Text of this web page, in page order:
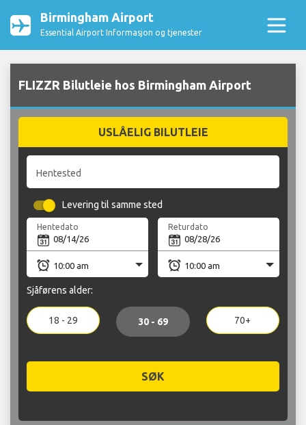
Birmingham Airport
Essential Airport Informasjon og tjenester
FLIZZR Bilutleie hos Birmingham Airport
USLÅELIG BILUTLEIE
Hentested
Levering til samme sted
Hentedato Returdato
Sjåførens alder:
18 - 29 30 - 69 70+
SØK